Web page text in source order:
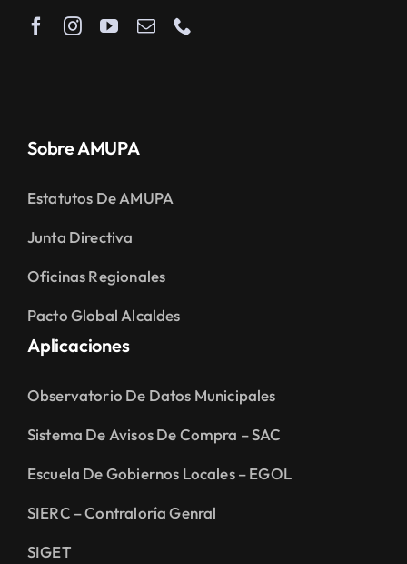
Sobre AMUPA
Estatutos De AMUPA
Junta Directiva
Oficinas Regionales
Pacto Global Alcaldes
Aplicaciones
Observatorio De Datos Municipales
Sistema De Avisos De Compra – SAC
Escuela De Gobiernos Locales – EGOL
SIERC – Contraloría Genral
SIGET